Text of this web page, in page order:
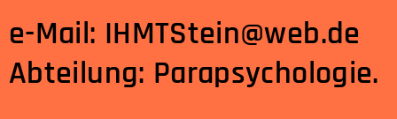
e-Mail: IHMTStein@web.de
Abteilung: Parapsychologie.